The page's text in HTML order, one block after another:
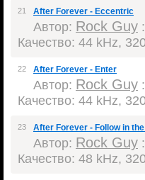
21 After Forever - Eccentric
Автор: Rock Guy
Качество: 44 kHz,
22 After Forever - Enter
Автор: Rock Guy
Качество: 44 kHz,
23 After Forever - Follow in
Автор: Rock Guy
Качество: 48 kHz,